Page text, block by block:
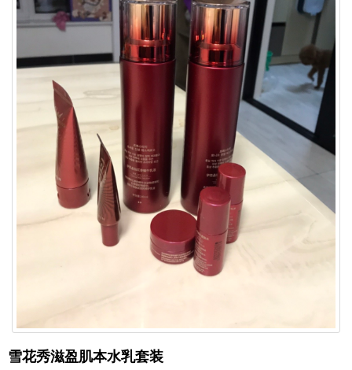
雪花秀滋盈肌本水乳套装